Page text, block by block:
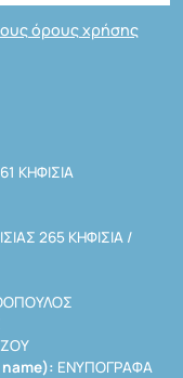
όρους χρήσης
ΚΗΦΙΣΙΑ
265 ΚΗΦΙΣΙΑ /
ΕΝΥΠΟΓΡΑΦΑ